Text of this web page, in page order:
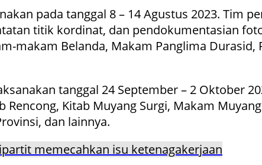
pada tanggal 8 – 14 Agustus 2023. Tim
titik kordinat, dan pendokumentasian
makam Belanda, Makam Panglima Durasid,
tanggal 24 September – 2 Oktober
Rencong, Kitab Muyang Surgi, Makam
dan lainnya.
memecahkan isu ketenagakerjaan